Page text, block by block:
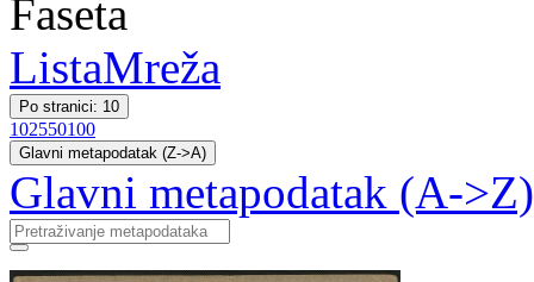
Faseta
ListaMreža
Po stranici: 10
102550100
Glavni metapodatak (Z->A)
Glavni metapodatak (A->Z)